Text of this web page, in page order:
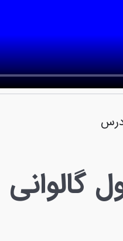
درس
گالوانی